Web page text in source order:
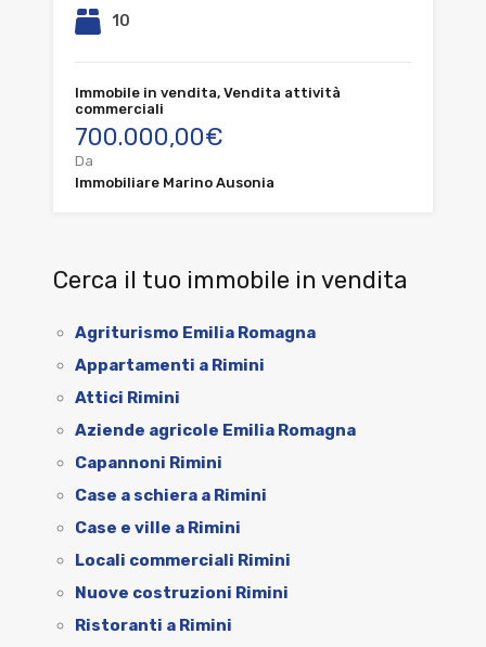
10
Immobile in vendita, Vendita attività
commerciali
700.000,00€
Da
Immobiliare Marino Ausonia
Cerca il tuo immobile in vendita
Agriturismo Emilia Romagna
Appartamenti a Rimini
Attici Rimini
Aziende agricole Emilia Romagna
Capannoni Rimini
Case a schiera a Rimini
Case e ville a Rimini
Locali commerciali Rimini
Nuove costruzioni Rimini
Ristoranti a Rimini